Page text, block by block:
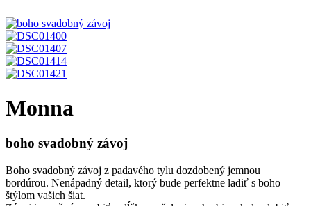
Monna
boho svadobný závoj
Boho svadobný závoj z padavého tylu dozdobený jemnou
bordúrou. Nenápadný detail, ktorý bude perfektne ladiť s boho
štýlom vašich šiat.